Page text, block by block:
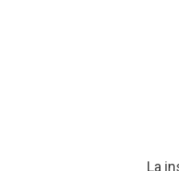
La